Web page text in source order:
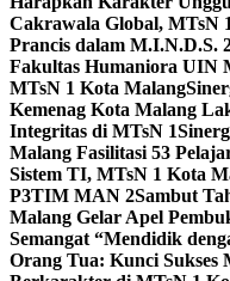
Cakrawala Global, MTsN
Prancis dalam M.I.N.D.S.
Fakultas Humaniora UIN
MTsN 1 Kota Malang
Kemenag Kota Malang
Integritas di MTsN 1
Malang Fasilitasi 53
Sistem TI, MTsN 1 Kota
P3TIM MAN 2Sambut
Malang Gelar Apel
Semangat “Mendidik
Orang Tua: Kunci Sukses